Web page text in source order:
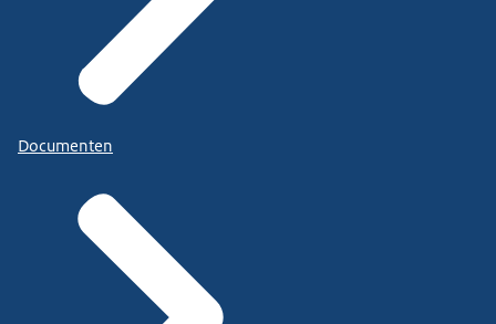
Documenten